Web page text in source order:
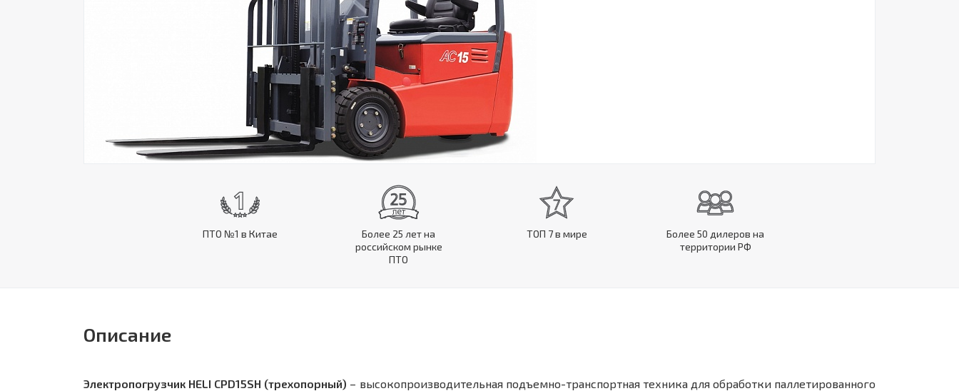
ПТО №1 в Китае
Более 25 лет на
российском рынке
ПТО
ТОП 7 в мире
Более 50 дилеров на
территории РФ
Описание
Электропогрузчик HELI CPD15SH (трехопорный) – высокопроизводительная подъемно-транспортная техника для обработки паллетированного